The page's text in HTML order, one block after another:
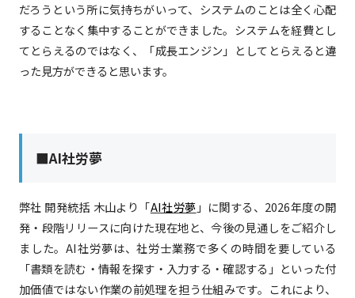
だろうという所に気持ちがいって、システムのことは全く心配
することなく集中することができました。システムを経費とし
てとらえるのではなく、「成長エンジン」としてとらえると違
った見方ができると思います。
■AI社労夢
弊社 開発統括 木山より「AI社労夢 」に関する、2026年度の開
発・段階リリースに向けた現在地と、今後の見通しをご紹介し
ました。AI社労夢は、社労士業務で多くの時間を要している
「書類を読む・情報を探す・入力する・確認する」といった付
加価値ではない作業の前処理を担う仕組みです。これにより、